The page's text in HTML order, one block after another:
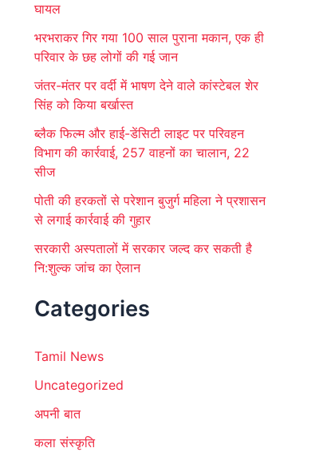
घायल
भरभराकर गिर गया 100 साल पुराना मकान, एक ही
परिवार के छह लोगों की गई जान
जंतर-मंतर पर वर्दी में भाषण देने वाले कांस्टेबल शेर
सिंह को किया बर्खास्त
ब्लैक फिल्म और हाई-डेंसिटी लाइट पर परिवहन
विभाग की कार्रवाई, 257 वाहनों का चालान, 22
सीज
पोती की हरकतों से परेशान बुजुर्ग महिला ने प्रशासन
से लगाई कार्रवाई की गुहार
सरकारी अस्पतालों में सरकार जल्द कर सकती है
नि:शुल्क जांच का ऐलान
Categories
Tamil News
Uncategorized
अपनी बात
कला संस्कृति